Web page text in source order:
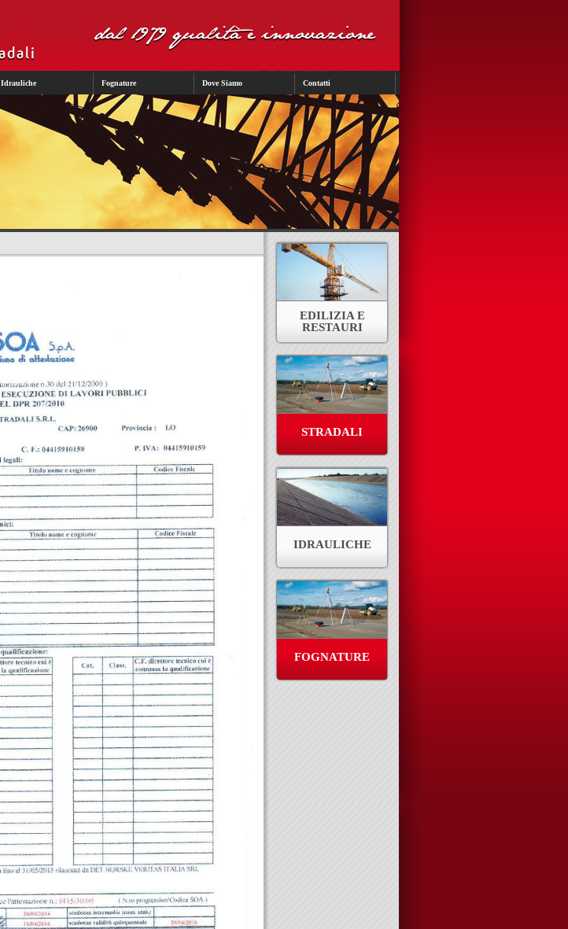
Idrauliche Fognature Dove Siamo Contatti
EDILIZIA E
RESTAURI
STRADALI
IDRAULICHE
FOGNATURE